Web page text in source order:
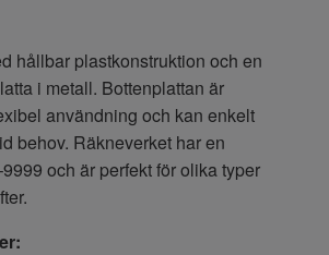
hållbar plastkonstruktion och en
i metall. Bottenplattan är
användning och kan enkelt
behov. Räkneverket har en
och är perfekt för olika typer